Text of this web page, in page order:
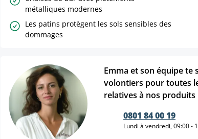
métalliques modernes
Les patins protègent les sols sensibles des
dommages
Emma et son équipe te
volontiers pour toutes
relatives à nos produits
0801 84 00 19
Lundi à vendredi, 09:00 -